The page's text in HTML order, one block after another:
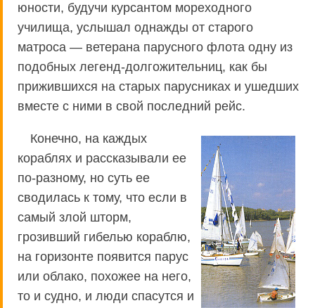
юности, будучи курсантом мореходного
училища, услышал однажды от старого
матроса — ветерана парусного флота одну из
подобных легенд-долгожительниц, как бы
прижившихся на старых парусниках и ушедших
вместе с ними в свой последний рейс.
Конечно, на каждых
кораблях и рассказывали ее
по-разному, но суть ее
сводилась к тому, что если в
самый злой шторм,
грозивший гибелью кораблю,
на горизонте появится парус
или облако, похожее на него,
то и судно, и люди спасутся и